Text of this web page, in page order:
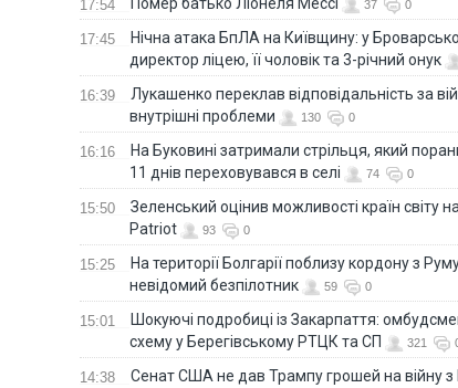
17:54 Помер батько Ліонеля Мессі 37 0
17:45
Нічна атака БпЛА на Київщину: у
директор ліцею, її чоловік та 3-річний онук
16:39
Лукашенко переклав відповідальність за
внутрішні проблеми
130 0
16:16
На Буковині затримали стрільця, який
11 днів переховувався в селі
74 0
15:50
Зеленський оцінив можливості країн світу
Patriot
93 0
15:25
На території Болгарії поблизу кордону з
невідомий безпілотник
59 0
15:01
Шокуючі подробиці із Закарпаття:
схему у Берегівському РТЦК та СП
321
14:38 Сенат США не дав Трампу грошей на війну з